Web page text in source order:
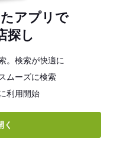
アプリで
探し
。検索が快適に
ムーズに検索
利用開始
く